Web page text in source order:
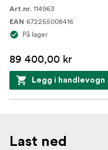
Art.nr. 114963
EAN 672255008416
På lager
89 400,00 kr
Legg i handlevogn
Last ned